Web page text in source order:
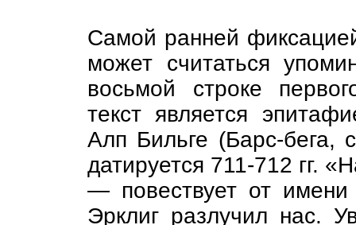
Самой ранней
может считаться
восьмой строке
текст является
Алп Бильге (Барс-бега,
датируется 711-712 гг.
— повествует от
Эрклиг разлучил нас.